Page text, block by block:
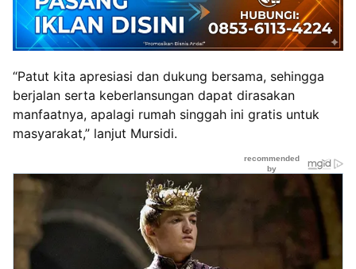
“Patut kita apresiasi dan dukung bersama, sehingga
berjalan serta keberlansungan dapat dirasakan
manfaatnya, apalagi rumah singgah ini gratis untuk
masyarakat,” lanjut Mursidi.